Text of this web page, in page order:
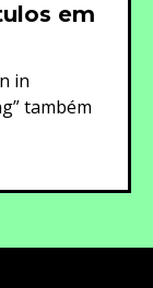
em
in
também